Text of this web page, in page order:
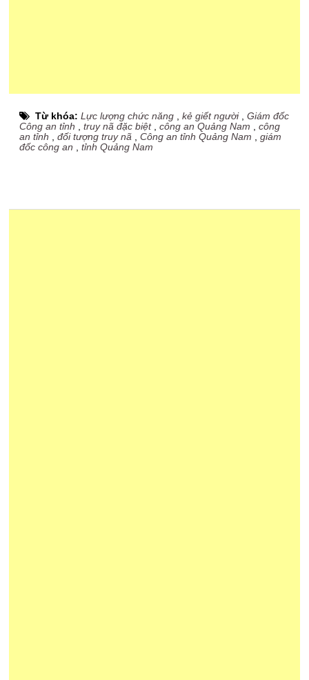
Từ khóa:Lực lượng chức năng ,kẻ giết người,Giám đốc
Công an tỉnh ,truy nã đặc biệt,công an Quảng Nam ,công
an tỉnh ,đối tượng truy nã ,Công an tỉnh Quảng Nam ,giám
đốc công an ,tỉnh Quảng Nam